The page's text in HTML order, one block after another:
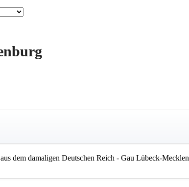
dem damaligen Deutschen Reich - Gau Lübeck-